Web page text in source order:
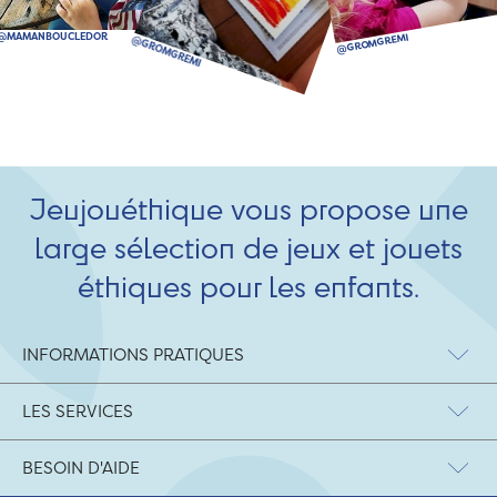
Jeujouéthique vous propose une
large sélection de jeux et jouets
éthiques pour les enfants.
INFORMATIONS PRATIQUES
LES SERVICES
BESOIN D'AIDE